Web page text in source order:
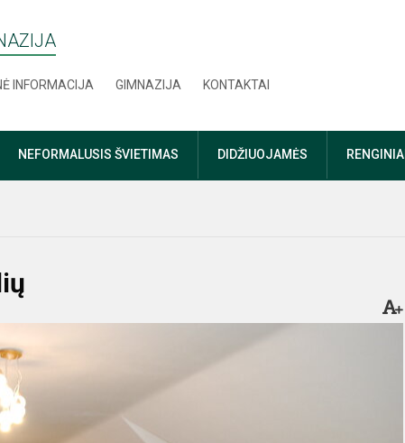
INFORMACIJA GIMNAZIJA KONTAKTAI
NEFORMALUSIS ŠVIETIMAS DIDŽIUOJAMĖS RENGINIAI